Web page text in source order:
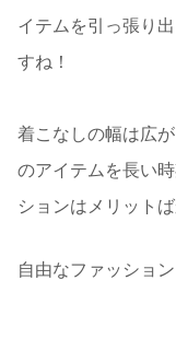
イテムを引っ張り
すね！
着こなしの幅は広
のアイテムを長い
ションはメリットば
自由なファッショ